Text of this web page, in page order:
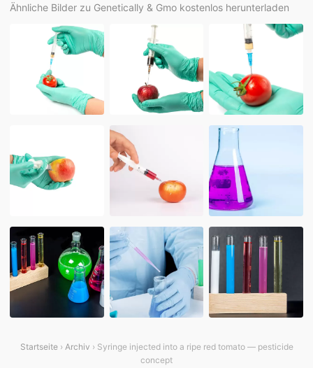
Ähnliche Bilder zu Genetically & Gmo kostenlos herunterladen
Startseite› Archiv › Syringe injected into a ripe red tomato — pesticide
concept